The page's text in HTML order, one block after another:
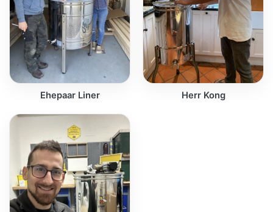
Ehepaar Liner Herr Kong